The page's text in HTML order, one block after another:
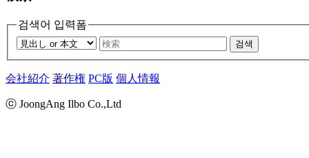
검색어 입력폼
검색
会社紹介 著作権 PC版 個人情報
ⓒ JoongAng Ilbo Co.,Ltd